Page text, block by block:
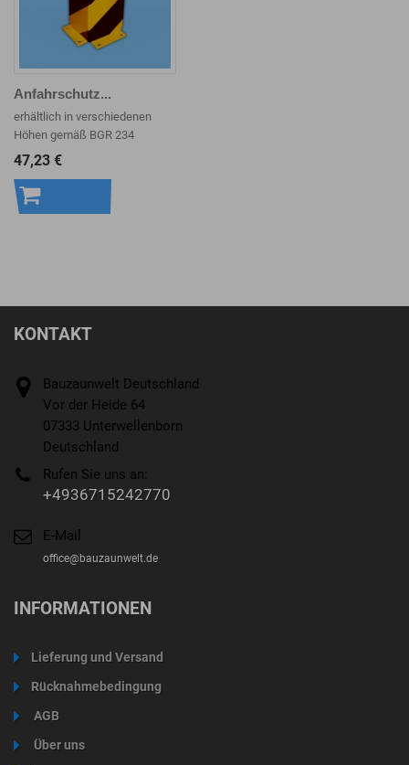
Anfahrschutz...
erhältlich in verschiedenen
Höhen gemäß BGR 234
47,23 €
KONTAKT
Bauzaunwelt Deutschland
Vor der Heide 64
07333 Unterwellenborn
Deutschland
Rufen Sie uns an:
+4936715242770
E-Mail
office@bauzaunwelt.de
INFORMATIONEN
Lieferung und Versand
Rücknahmebedingung
AGB
Über uns